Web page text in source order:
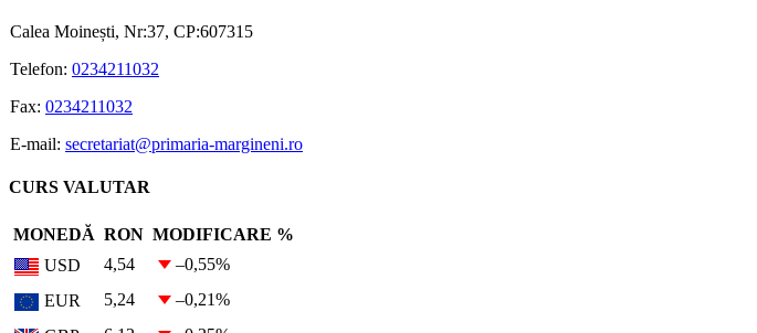
Calea Moinești, Nr:37, CP:607315
Telefon: 0234211032
Fax: 0234211032
E-mail: secretariat@primaria-margineni.ro
CURS VALUTAR
MONEDĂ RON MODIFICARE %
USD
4,54 –0,55%
EUR
5,24 –0,21%